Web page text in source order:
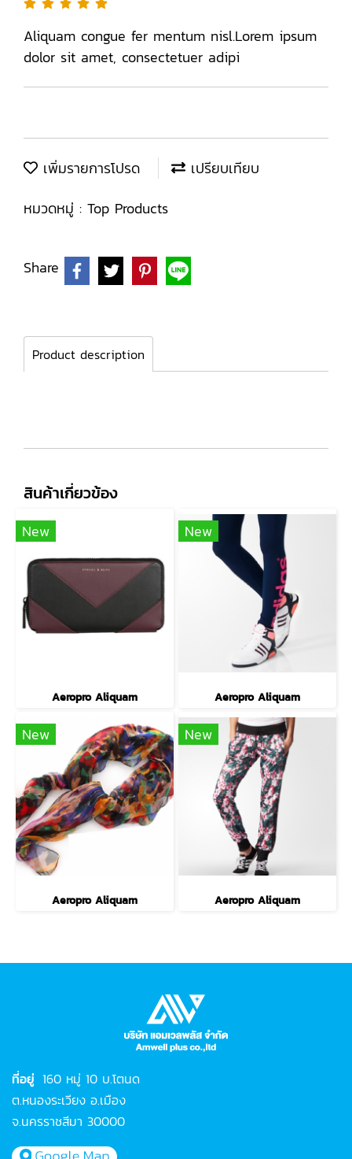
Aliquam congue fer mentum nisl.Lorem ipsum
dolor sit amet, consectetuer adipi
เพิ่มรายการโปรด
เปรียบเทียบ
หมวดหมู่ : Top Products
Share
Product description
สินค้าเกี่ยวข้อง
New
Aeropro Aliquam
New
Aeropro Aliquam
New
Aeropro Aliquam
New
Aeropro Aliquam
ที่อยู่ 160 หมู่ 10 บ.โตนด
ต.หนองระเวียง อ.เมือง
จ.นครราชสีมา 30000